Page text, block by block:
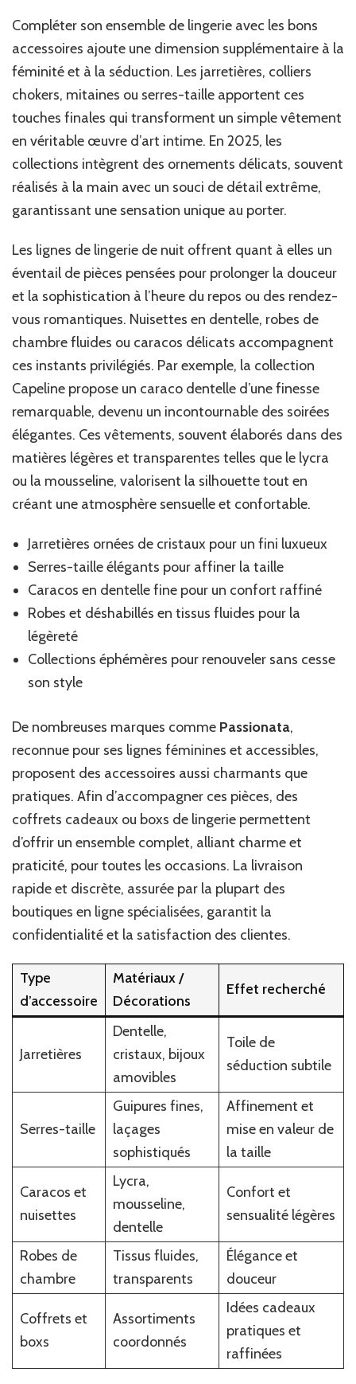
Compléter son ensemble de lingerie avec les bons
accessoires ajoute une dimension supplémentaire à la
féminité et à la séduction. Les jarretières, colliers
chokers, mitaines ou serres-taille apportent ces
touches finales qui transforment un simple vêtement
en véritable œuvre d’art intime. En 2025, les
collections intègrent des ornements délicats, souvent
réalisés à la main avec un souci de détail extrême,
garantissant une sensation unique au porter.
Les lignes de lingerie de nuit offrent quant à elles un
éventail de pièces pensées pour prolonger la douceur
et la sophistication à l’heure du repos ou des rendez-
vous romantiques. Nuisettes en dentelle, robes de
chambre fluides ou caracos délicats accompagnent
ces instants privilégiés. Par exemple, la collection
Capeline propose un caraco dentelle d’une finesse
remarquable, devenu un incontournable des soirées
élégantes. Ces vêtements, souvent élaborés dans des
matières légères et transparentes telles que le lycra
ou la mousseline, valorisent la silhouette tout en
créant une atmosphère sensuelle et confortable.
Jarretières ornées de cristaux pour un fini luxueux
Serres-taille élégants pour affiner la taille
Caracos en dentelle fine pour un confort raffiné
Robes et déshabillés en tissus fluides pour la
légèreté
Collections éphémères pour renouveler sans cesse
son style
De nombreuses marques comme Passionata,
reconnue pour ses lignes féminines et accessibles,
proposent des accessoires aussi charmants que
pratiques. Afin d’accompagner ces pièces, des
coffrets cadeaux ou boxs de lingerie permettent
d’offrir un ensemble complet, alliant charme et
praticité, pour toutes les occasions. La livraison
rapide et discrète, assurée par la plupart des
boutiques en ligne spécialisées, garantit la
confidentialité et la satisfaction des clientes.
Type
d’accessoire
Matériaux /
Décorations
Effet recherché
Jarretières
Dentelle,
cristaux, bijoux
amovibles
Toile de
séduction subtile
Serres-taille
Guipures fines,
laçages
sophistiqués
Affinement et
mise en valeur de
la taille
Caracos et
nuisettes
Lycra,
mousseline,
dentelle
Confort et
sensualité légères
Robes de
chambre
Tissus fluides,
transparents
Élégance et
douceur
Coffrets et
boxs
Assortiments
coordonnés
Idées cadeaux
pratiques et
raffinées